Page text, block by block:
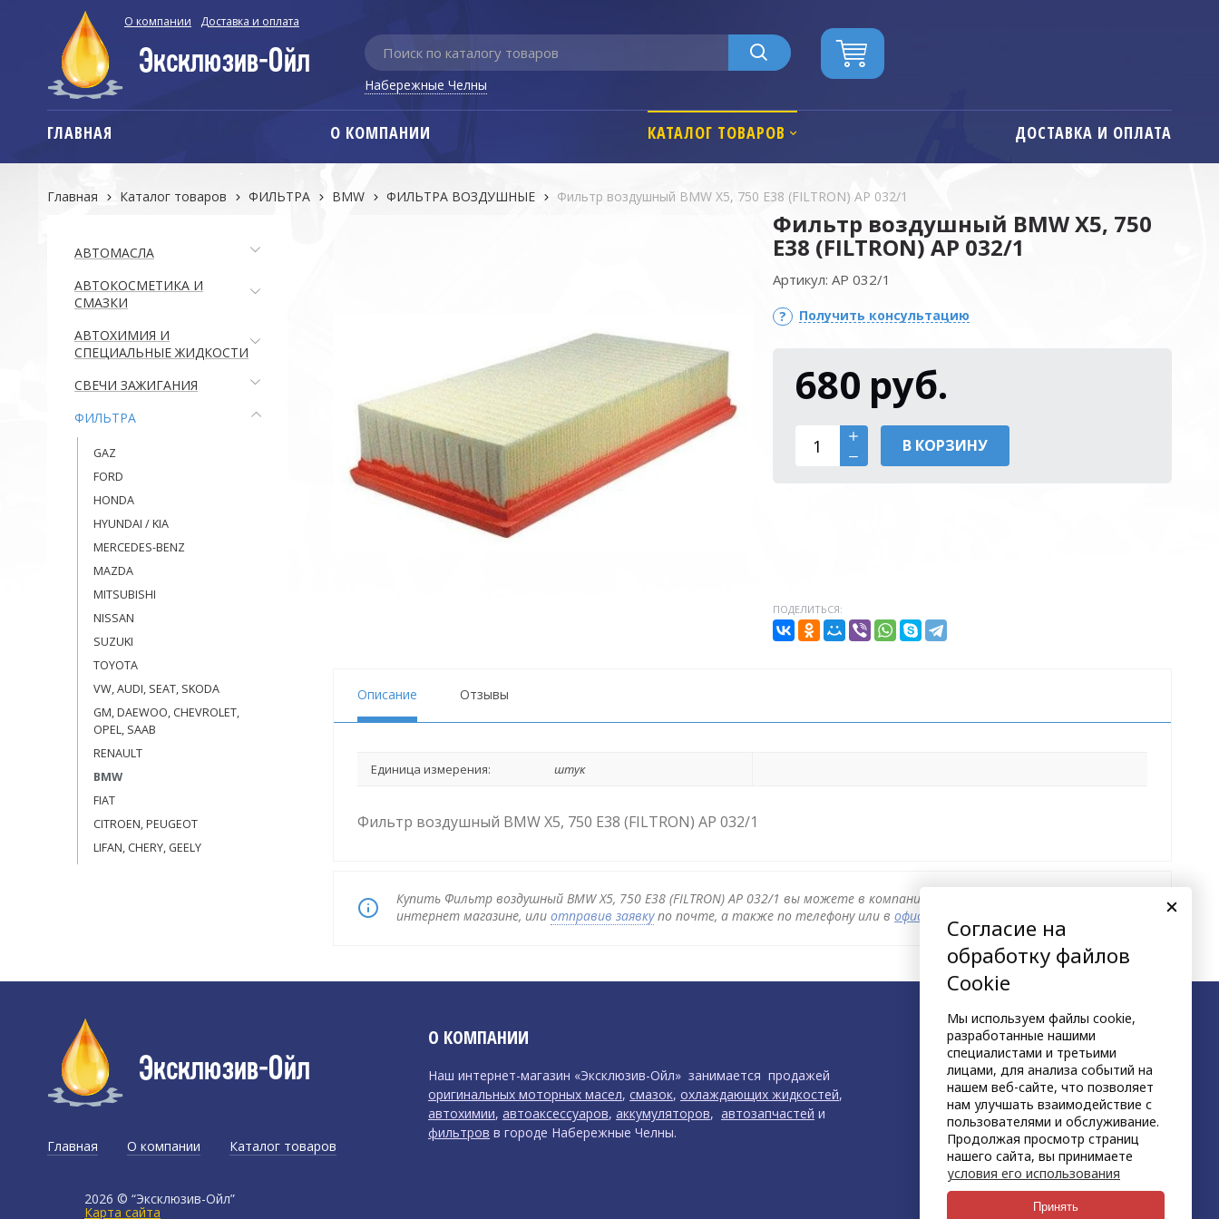
О компании Доставка и оплата
Набережные Челны
ГЛАВНАЯ О КОМПАНИИ КАТАЛОГ ТОВАРОВ ДОСТАВКА И ОПЛАТА
Главная Каталог товаров ФИЛЬТРА BMW ФИЛЬТРА ВОЗДУШНЫЕ Фильтр воздушный BMW X5, 750 E38 (FILTRON) AP 032/1
АВТОМАСЛА
АВТОКОСМЕТИКА И
СМАЗКИ
АВТОХИМИЯ И
СПЕЦИАЛЬНЫЕ ЖИДКОСТИ
СВЕЧИ ЗАЖИГАНИЯ
ФИЛЬТРА
GAZ
FORD
HONDA
HYUNDAI / KIA
MERCEDES-BENZ
MAZDA
MITSUBISHI
NISSAN
SUZUKI
TOYOTA
VW, AUDI, SEAT, SKODA
GM, DAEWOO, CHEVROLET,
OPEL, SAAB
RENAULT
BMW
FIAT
CITROEN, PEUGEOT
LIFAN, CHERY, GEELY
Фильтр воздушный BMW X5, 750
E38 (FILTRON) AP 032/1
Артикул: AP 032/1
Получить консультацию
680 руб.
В КОРЗИНУ
ПОДЕЛИТЬСЯ:
Описание Отзывы
Единица измерения: штук
Фильтр воздушный BMW X5, 750 E38 (FILTRON) AP 032/1
Купить Фильтр воздушный BMW X5, 750 E38 (FILTRON) AP 032/1 вы можете в компании Эксклюзив-Ойл , оформив заказ в
интернет магазине, или отправив заявкупо почте, а также по телефону или в офисе компании
О КОМПАНИИ
Наш интернет-магазин «Эксклюзив-Ойл» занимается продажей
оригинальных моторных масел, смазок, охлаждающих жидкостей,
автохимии, автоаксессуаров, аккумуляторов, автозапчастей и
фильтров в городе Набережные Челны.
Главная О компании Каталог товаров
2026 © “Эксклюзив-Ойл”
Карта сайта
продвижение сайта
Согласие на
обработку файлов
Cookie
Мы используем файлы cookie,
разработанные нашими
специалистами и третьими
лицами, для анализа событий на
нашем веб-сайте, что позволяет
нам улучшать взаимодействие с
пользователями и обслуживание.
Продолжая просмотр страниц
нашего сайта, вы принимаете
условия его использования
Принять